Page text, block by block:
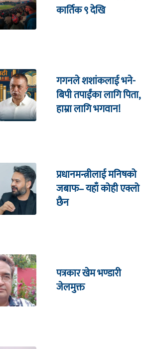
कार्तिक ९ देखि
गगनले शशांकलाई भने-
बिपी तपाईंका लागि पिता,
हाम्रा लागि भगवान!
प्रधानमन्त्रीलाई मनिषको
जबाफ– यहाँ कोही एक्लो
छैन
पत्रकार खेम भण्डारी
जेलमुक्त